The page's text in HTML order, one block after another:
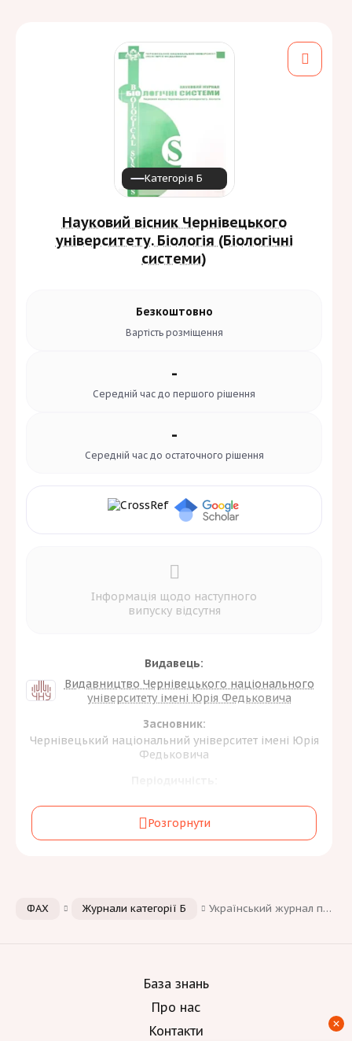
Категорія Б
Видавець:
Видавництво Чернівецького національного
університету імені Юрія Федьковича
Засновник:
Чернівецький національний університет імені Юрія
Федьковича
Галузь знань та спеціальність:
Природничі науки, математика та статистика [1]
Науковий вісник Чернівецького
університету. Біологія (Біологічні
системи)
Безкоштовно
Вартість розміщення
-
Середній час до першого рішення
-
Середній час до остаточного рішення
Інформація щодо наступного
випуску відсутня
Розгорнути
ФАХ Журнали категорії Б Український журнал природничих наук
База знань
Про нас
Контакти